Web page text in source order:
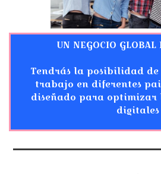
UN NEGOCIO GLOBAL
Tendrás la posibilidad
trabajo en diferentes
diseñado para optimizar
digitales